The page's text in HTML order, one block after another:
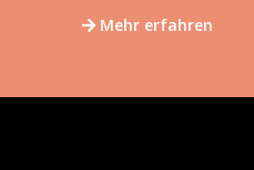
Mehr erfahren